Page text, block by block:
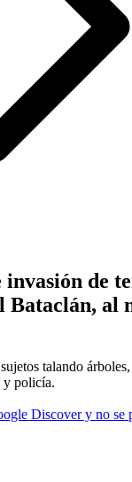
de
al
talando
y policía.
Discover y no se